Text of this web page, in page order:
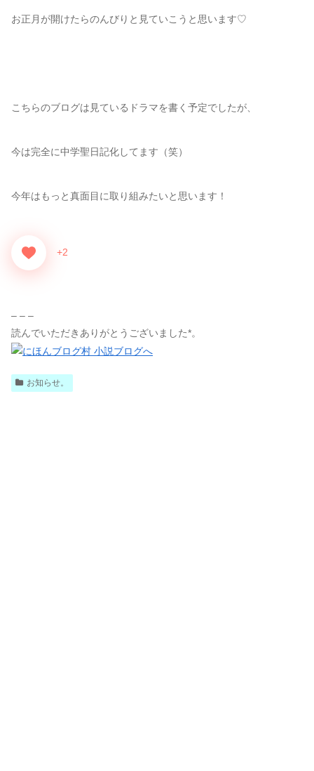
お正月が開けたらのんびりと見ていこうと思います♡
こちらのブログは見ているドラマを書く予定でしたが、
今は完全に中学聖日記化してます（笑）
今年はもっと真面目に取り組みたいと思います！
+2
– – –
読んでいただきありがとうございました*。
お知らせ。